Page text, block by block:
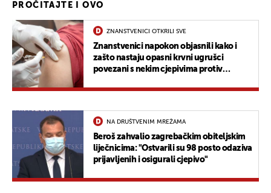
PROČITAJTE I OVO
ZNANSTVENICI OTKRILI SVE
Znanstvenici napokon objasnili kako i
zašto nastaju opasni krvni ugrušci
povezani s nekim cjepivima protiv
NA DRUŠTVENIM MREŽAMA
Beroš zahvalio zagrebačkim obiteljskim
liječnicima: "Ostvarili su 98 posto odaziva
prijavljenih i osigurali cjepivo"